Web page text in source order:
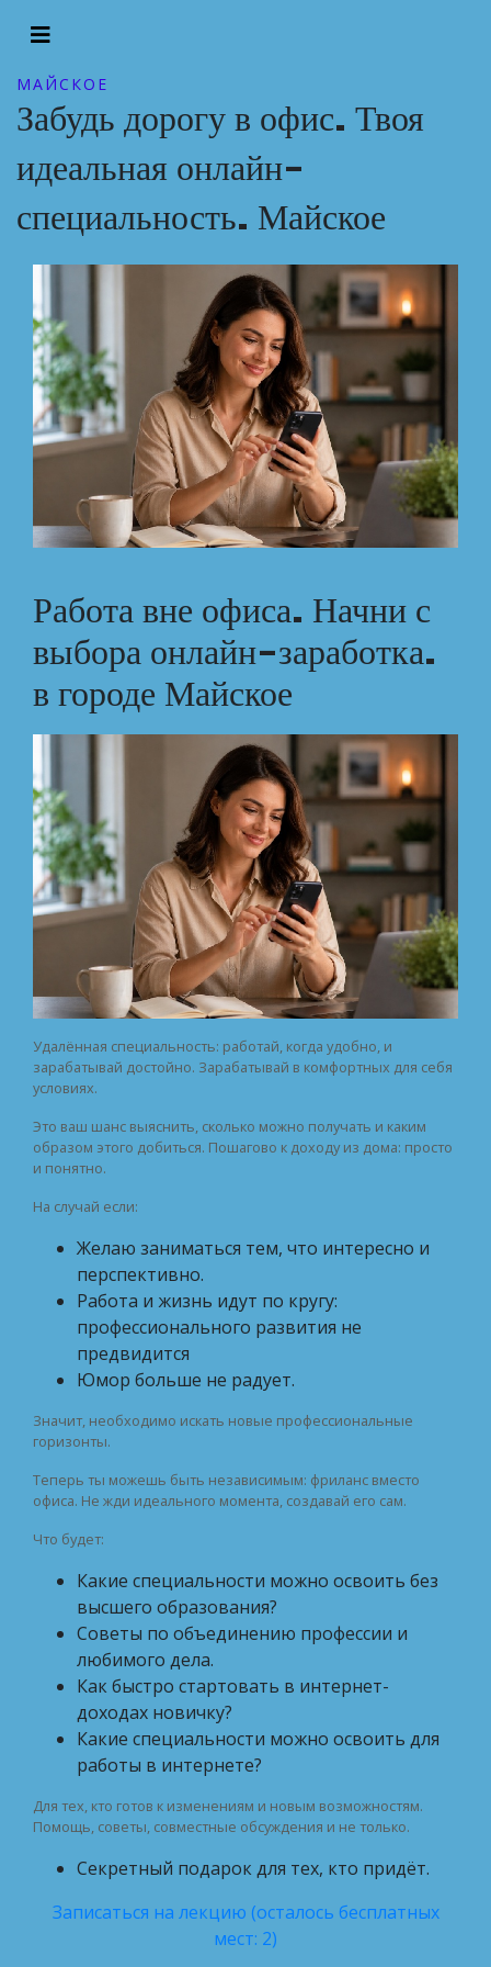
МАЙСКОЕ
Забудь дорогу в офис. Твоя
идеальная онлайн-
специальность. Майское
Работа вне офиса. Начни с
выбора онлайн-заработка.
в городе Майское
Удалённая специальность: работай, когда удобно, и
зарабатывай достойно. Зарабатывай в комфортных для себя
условиях.
Это ваш шанс выяснить, сколько можно получать и каким
образом этого добиться. Пошагово к доходу из дома: просто
и понятно.
На случай если:
Желаю заниматься тем, что интересно и
перспективно.
Работа и жизнь идут по кругу:
профессионального развития не
предвидится
Юмор больше не радует.
Значит, необходимо искать новые профессиональные
горизонты.
Теперь ты можешь быть независимым: фриланс вместо
офиса. Не жди идеального момента, создавай его сам.
Что будет:
Какие специальности можно освоить без
высшего образования?
Советы по объединению профессии и
любимого дела.
Как быстро стартовать в интернет-
доходах новичку?
Какие специальности можно освоить для
работы в интернете?
Для тех, кто готов к изменениям и новым возможностям.
Помощь, советы, совместные обсуждения и не только.
Секретный подарок для тех, кто придёт.
Записаться на лекцию (осталось бесплатных
мест: 2)